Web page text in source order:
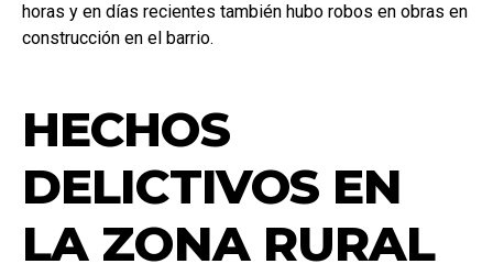
horas y en días recientes también hubo robos en obras en
construcción en el barrio.
HECHOS
DELICTIVOS EN
LA ZONA RURAL